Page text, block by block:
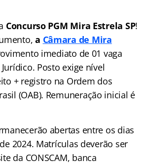
Concurso PGM Mira Estrela SP!
a Câmara de Mira
imediato de 01 vaga
Posto exige nível
+ registro na Ordem dos
(OAB). Remuneração inicial é
abertas entre os dias
2024. Matrículas deverão ser
da CONSCAM, banca